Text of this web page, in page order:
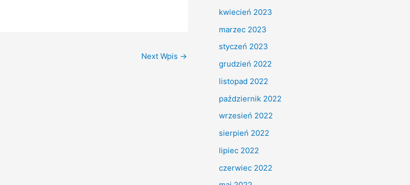
Next Wpis →
kwiecień 2023
marzec 2023
styczeń 2023
grudzień 2022
listopad 2022
październik 2022
wrzesień 2022
sierpień 2022
lipiec 2022
czerwiec 2022